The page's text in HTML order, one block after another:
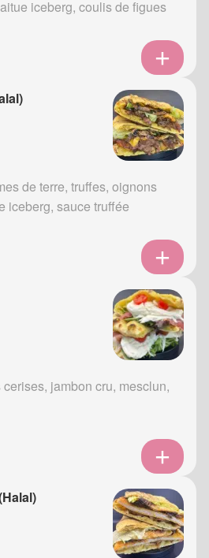
iceberg, coulis de figues
de terre, truffes, oignons
iceberg, sauce truffée
jambon cru, mesclun,